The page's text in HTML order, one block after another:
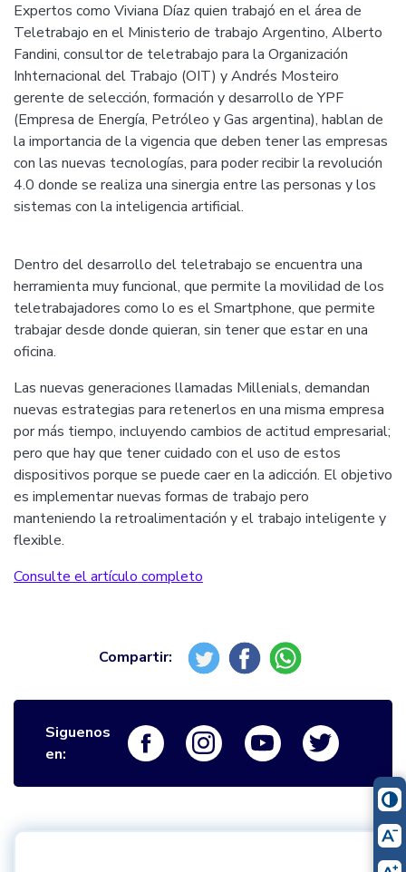
Expertos como Viviana Díaz quien trabajó en el área de
Teletrabajo en el Ministerio de trabajo Argentino, Alberto
Fandini, consultor de teletrabajo para la Organización
Inhternacional del Trabajo (OIT) y Andrés Mosteiro
gerente de selección, formación y desarrollo de YPF
(Empresa de Energía, Petróleo y Gas argentina), hablan de
la importancia de la vigencia que deben tener las empresas
con las nuevas tecnologías, para poder recibir la revolución
4.0 donde se realiza una sinergia entre las personas y los
sistemas con la inteligencia artificial.
Dentro del desarrollo del teletrabajo se encuentra una
herramienta muy funcional, que permite la movilidad de los
teletrabajadores como lo es el Smartphone, que permite
trabajar desde donde quieran, sin tener que estar en una
oficina.
Las nuevas generaciones llamadas Millenials, demandan
nuevas estrategias para retenerlos en una misma empresa
por más tiempo, incluyendo cambios de actitud empresarial;
pero que hay que tener cuidado con el uso de estos
dispositivos porque se puede caer en la adicción. El objetivo
es implementar nuevas formas de trabajo pero
manteniendo la retroalimentación y el trabajo inteligente y
flexible.
Consulte el artículo completo
Siguenos
en:
Logo FacebookLogo InstagramLogo Youtube